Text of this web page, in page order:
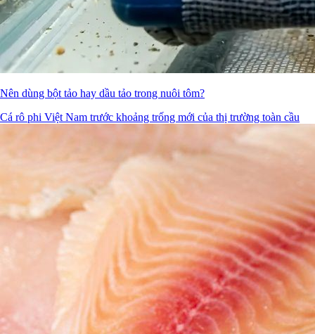
Nên dùng bột tảo hay dầu tảo trong nuôi tôm?
Cá rô phi Việt Nam trước khoảng trống mới của thị trường toàn cầu